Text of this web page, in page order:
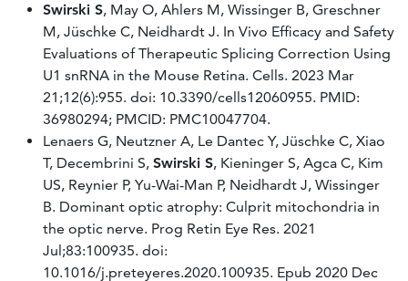
Swirski S, May O, Ahlers M, Wissinger B, Greschner
M, Jüschke C, Neidhardt J. In Vivo Efficacy and Safety
Evaluations of Therapeutic Splicing Correction Using
U1 snRNA in the Mouse Retina. Cells. 2023 Mar
21;12(6):955. doi: 10.3390/cells12060955. PMID:
36980294; PMCID: PMC10047704.
Lenaers G, Neutzner A, Le Dantec Y, Jüschke C, Xiao
T, Decembrini S, Swirski S, Kieninger S, Agca C, Kim
US, Reynier P, Yu-Wai-Man P, Neidhardt J, Wissinger
B. Dominant optic atrophy: Culprit mitochondria in
the optic nerve. Prog Retin Eye Res. 2021
Jul;83:100935. doi:
10.1016/j.preteyeres.2020.100935. Epub 2020 Dec